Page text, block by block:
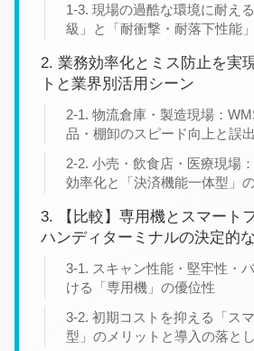
1-3. 現場の過酷な環境に耐え
級」と「耐衝撃・耐落下性能
2. 業務効率化とミス防止を実
トと業界別活用シーン
2-1. 物流倉庫・製造現場：
品・棚卸のスピード向上と誤
2-2. 小売・飲食店・医療現場
効率化と「決済機能一体型」
3. 【比較】専用機とスマート
ハンディターミナルの決定的
3-1. スキャン性能・堅牢性・
ける「専用機」の優位性
3-2. 初期コストを抑える「ス
型」のメリットと導入の落と